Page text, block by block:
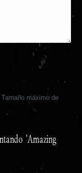
máximo de
'Amazing